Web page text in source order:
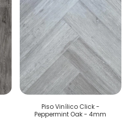
Piso Vinílico Click -
Peppermint Oak - 4mm